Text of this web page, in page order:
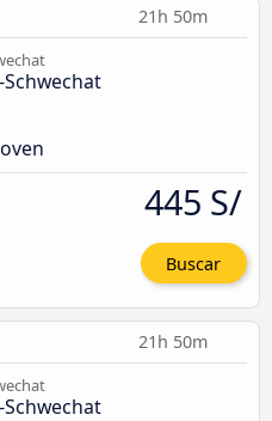
21h 50m
445 S/
Buscar
21h 50m